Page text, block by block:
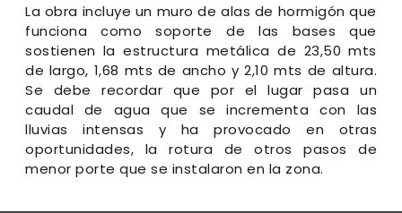
La obra incluye un muro de alas de hormigón que
funciona como soporte de las bases que
sostienen la estructura metálica de 23,50 mts
de largo, 1,68 mts de ancho y 2,10 mts de altura.
Se debe recordar que por el lugar pasa un
caudal de agua que se incrementa con las
lluvias intensas y ha provocado en otras
oportunidades, la rotura de otros pasos de
menor porte que se instalaron en la zona.